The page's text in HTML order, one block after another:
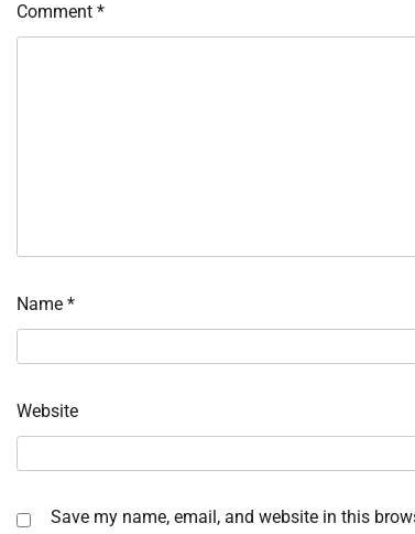
Comment *
Name *
Website
Save my name, email, and website in this